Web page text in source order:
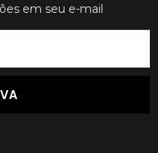
em seu e-mail